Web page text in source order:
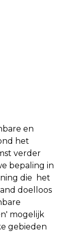
en
het
verder
bepaling in
die het
doelloos
mogelijk
gebieden